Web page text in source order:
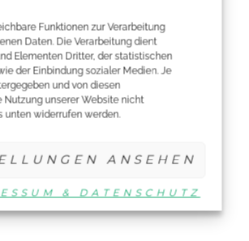
Funktionen zur Verarbeitung
Daten. Die Verarbeitung dient
Elementen Dritter, der statistischen
der Einbindung sozialer Medien. Je
und von diesen
Nutzung unserer Website nicht
unten widerrufen werden.
ANSEHEN
& DATENSCHUTZ